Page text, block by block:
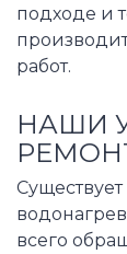
подходе и
работ.
НАШИ
всего